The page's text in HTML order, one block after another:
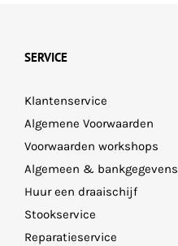
SERVICE
Klantenservice
Algemene Voorwaarden
Voorwaarden workshops
Algemeen & bankgegevens
Huur een draaischijf
Stookservice
Reparatieservice